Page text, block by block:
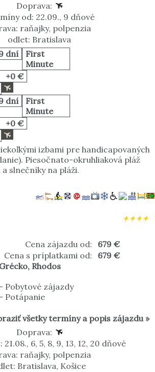
Doprava:
od: 22.09., 9 dňové
raňajky, polpenzia
odlet: Bratislava
dní
First
Minute
+0 €
dní
First
Minute
+0 €
izbami pre handicapovaných
Piesočnato-okruhliaková pláž
slnečníky na pláži.
Cena zájazdu od:
679 €
Cena s príplatkami od:
679 €
Grécko, Rhodos
- Pobytové zájazdy
- Potápanie
všetky termíny a popis zájazdu »
Doprava:
6, 5, 8, 9, 13, 12, 20 dňové
raňajky, polpenzia
Bratislava, Košice